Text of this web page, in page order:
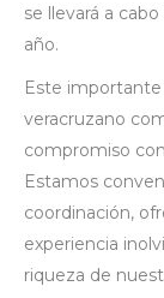
se llevará a
año.
Este
veracruzano
compromiso
Estamos
coordinación,
experiencia
riqueza de